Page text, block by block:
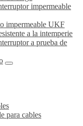
impermeable
impermeable UKF
a la intemperie
a prueba de
para cables